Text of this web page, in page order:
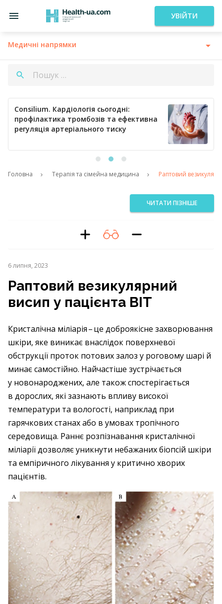
УВІЙТИ
Медичні напрямки
Consilium. Кардіологія сьогодні:
профілактика тромбозів та ефективна
регуляція артеріального тиску
Головна Терапія та сімейна медицина Раптовий
ЧИТАТИ ПІЗНІШЕ
6 липня, 2023
Раптовий везикулярний
висип у пацієнта ВІТ
Кристалічна міліарія – ​це доброякісне захворювання
шкіри, яке виникає внаслідок поверхневої
обструкції проток потових залоз у роговому шарі й
минає самостійно. Найчастіше зустрічається
у новонароджених, але також спостерігається
в дорослих, які зазнають впливу високої
температури та вологості, наприклад при
гарячкових станах або в умовах тропічного
середовища. Раннє розпізнавання кристалічної
міліарії дозволяє уникнути небажаних біопсій шкіри
та емпіричного лікування у критично хворих
пацієнтів.